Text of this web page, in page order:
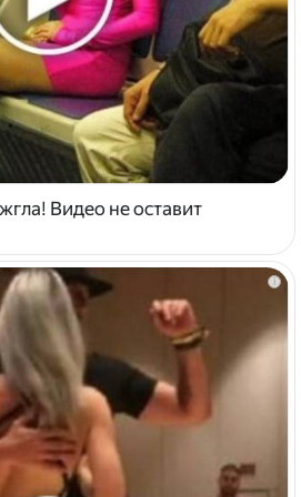
Видео не оставит
i